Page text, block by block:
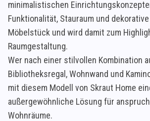
minimalistischen
Funktionalität, Stauraum und
Möbelstück und wird damit zum
Raumgestaltung.
Wer nach einer stilvollen Kombination
Bibliotheksregal, Wohnwand und
mit diesem Modell von Skraut Home
außergewöhnliche Lösung für
Wohnräume.